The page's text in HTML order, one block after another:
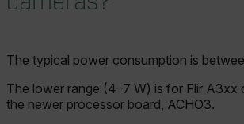
The typical power consumption is
The lower range (4–7 W) is for Flir A3xx
the newer processor board, ACHO3.